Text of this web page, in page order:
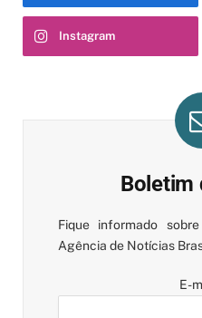
Instagram
Boletim
Fique informado
Agência de Notícias
E-